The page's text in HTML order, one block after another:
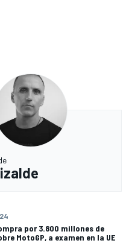
por 3.800 millones de
MotoGP, a examen en la UE